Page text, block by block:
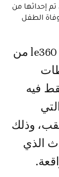
التي تم إحداثها من
الطفل
فيه
وذلك
الذي